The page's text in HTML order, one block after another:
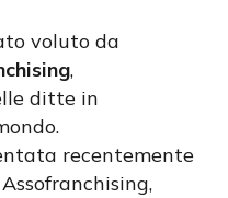
voluto da
,
ditte in
recentemente